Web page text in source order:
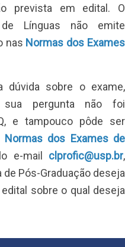
prevista em edital. O
de Línguas não emite
nas Normas dos Exames
dúvida sobre o exame,
sua pergunta não foi
e tampouco pôde ser
Normas dos Exames de
e-mail clprofic@usp.br,
Pós-Graduação deseja
sobre o qual deseja